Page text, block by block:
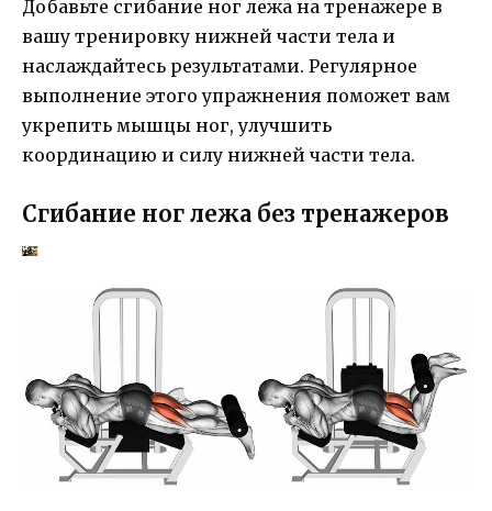
Добавьте сгибание ног лежа на тренажере в
вашу тренировку нижней части тела и
наслаждайтесь результатами. Регулярное
выполнение этого упражнения поможет вам
укрепить мышцы ног, улучшить
координацию и силу нижней части тела.
Сгибание ног лежа без тренажеров